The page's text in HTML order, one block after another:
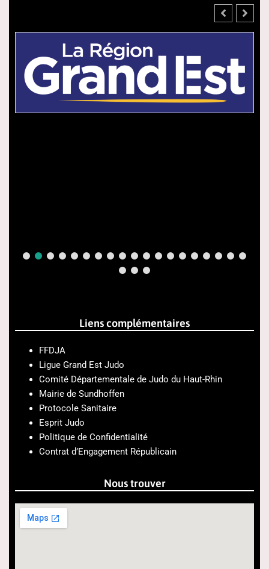
Liens complémentaires
FFDJA
Ligue Grand Est Judo
Comité Départementale de Judo du Haut-Rhin
Mairie de Sundhoffen
Protocole Sanitaire
Esprit Judo
Politique de Confidentialité
Contrat d’Engagement Républicain
Nous trouver